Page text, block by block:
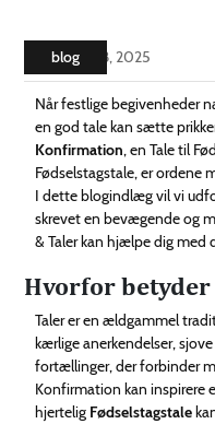
Estate
Technology
Contact
Us
blogJuly 18, 2025
Når festlige begivenheder
en god tale kan sætte
Konfirmation, en Tale til
Fødselstagstale, er ordene
I dette blogindlæg vil vi
skrevet en bevægende og
& Taler kan hjælpe dig med
Hvorfor betyder
Taler er en ældgammel
kærlige anerkendelser,
fortællinger, der forbinder
Konfirmation kan inspirere
hjertelig Fødselstagstale